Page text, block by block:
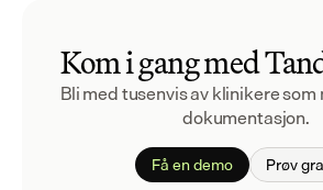
Kom i gang med
Bli med tusenvis av klinikere
dokumentasjon.
Få en demo Prøv